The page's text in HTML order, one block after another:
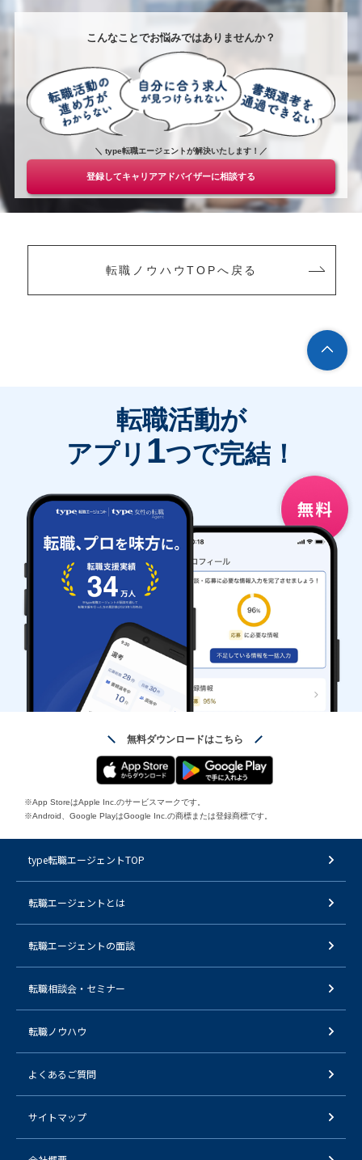
こんなことでお悩みではありませんか？
＼ type転職エージェントが解決いたします！／
登録してキャリアアドバイザーに相談する
転職ノウハウTOPへ戻る
転職活動が
アプリ 1つで完結！
無料ダウンロードはこちら
※App StoreはApple Inc.のサービスマークです。
※Android、Google PlayはGoogle Inc.の商標または登録商標です。
type転職エージェントTOP
転職エージェントとは
転職エージェントの面談
転職相談会・セミナー
転職ノウハウ
よくあるご質問
サイトマップ